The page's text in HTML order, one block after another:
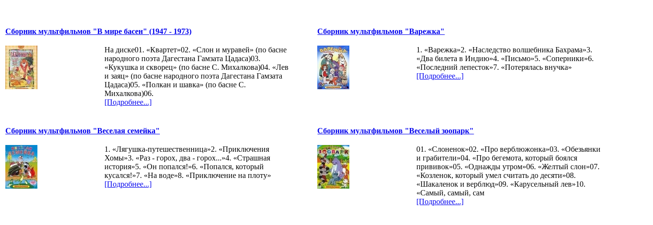
Сборник мультфильмов "В мире басен" (1947 - 1973)
На диске01. «Квартет»02. «Слон и муравей» (по басне
народного поэта Дагестана Гамзата Цадаса)03.
«Кукушка и скворец» (по басне С. Михалкова)04. «Лев
и заяц» (по басне народного поэта Дагестана Гамзата
Цадаса)05. «Полкан и шавка» (по басне С.
Михалкова)06.
[Подробнее...]
Сборник мультфильмов "Варежка"
1. «Варежка»2. «Наследство волшебника Бахрама»3.
«Два билета в Индию»4. «Письмо»5. «Соперники»6.
«Последний лепесток»7. «Потерялась внучка»
[Подробнее...]
Сборник мультфильмов "Веселая семейка"
1. «Лягушка-путешественница»2. «Приключения
Хомы»3. «Раз - горох, два - горох...»4. «Страшная
история»5. «Он попался!»6. «Попался, который
кусался!»7. «На воде»8. «Приключение на плоту»
[Подробнее...]
Сборник мультфильмов "Веселый зоопарк"
01. «Слоненок»02. «Про верблюжонка»03. «Обезьянки
и грабители»04. «Про бегемота, который боялся
прививок»05. «Однажды утром»06. «Желтый слон»07.
«Козленок, который умел считать до десяти»08.
«Шакаленок и верблюд»09. «Карусельный лев»10.
«Самый, самый, сам
[Подробнее...]